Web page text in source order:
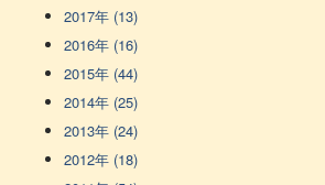
2017年 (13)
2016年 (16)
2015年 (44)
2014年 (25)
2013年 (24)
2012年 (18)